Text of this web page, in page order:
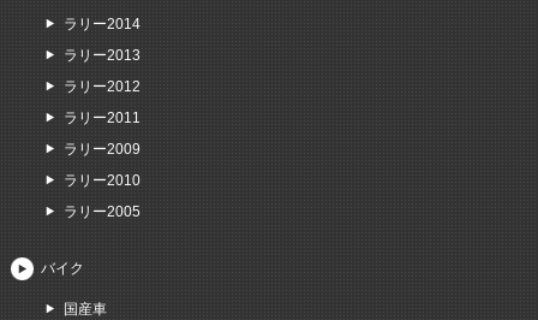
ラリー2014
ラリー2013
ラリー2012
ラリー2011
ラリー2009
ラリー2010
ラリー2005
バイク
国産車